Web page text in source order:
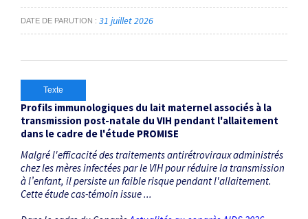
DATE DE PARUTION 31 juillet 2026
Texte
Profils immunologiques du lait maternel associés à la
transmission post-natale du VIH pendant l'allaitement
dans le cadre de l'étude PROMISE
Malgré l'efficacité des traitements antirétroviraux administrés
chez les mères infectées par le VIH pour réduire la transmission
à l’enfant, il persiste un faible risque pendant l'allaitement.
Cette étude cas-témoin issue ...